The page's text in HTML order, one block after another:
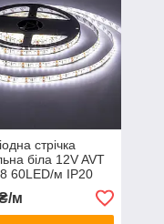
стрічка
біла 12V AVT
60LED/м IP20
м